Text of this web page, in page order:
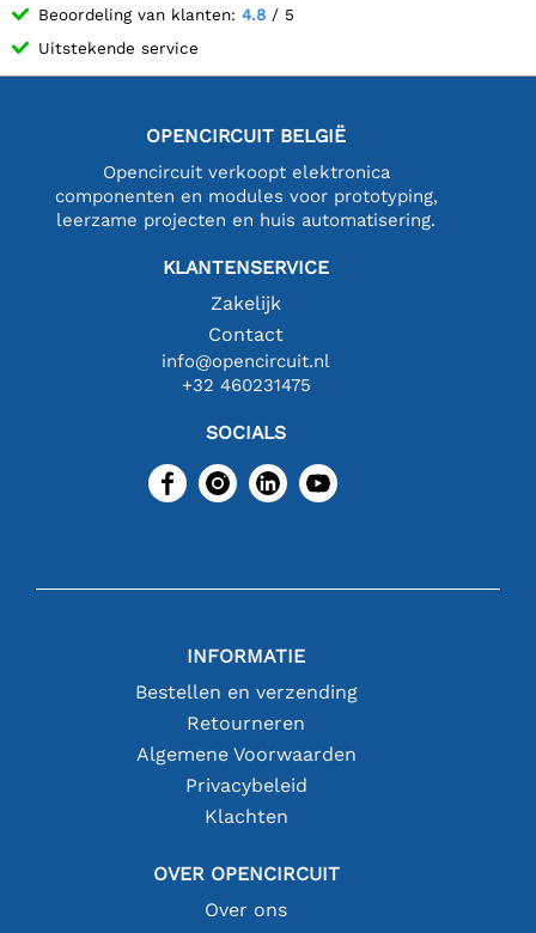
Beoordeling van klanten: 4.8 / 5
Uitstekende service
OPENCIRCUIT BELGIË
Opencircuit verkoopt elektronica
componenten en modules voor prototyping,
leerzame projecten en huis automatisering.
KLANTENSERVICE
Zakelijk
Contact
info@opencircuit.nl
+32 460231475
SOCIALS
INFORMATIE
Bestellen en verzending
Retourneren
Algemene Voorwaarden
Privacybeleid
Klachten
OVER OPENCIRCUIT
Over ons